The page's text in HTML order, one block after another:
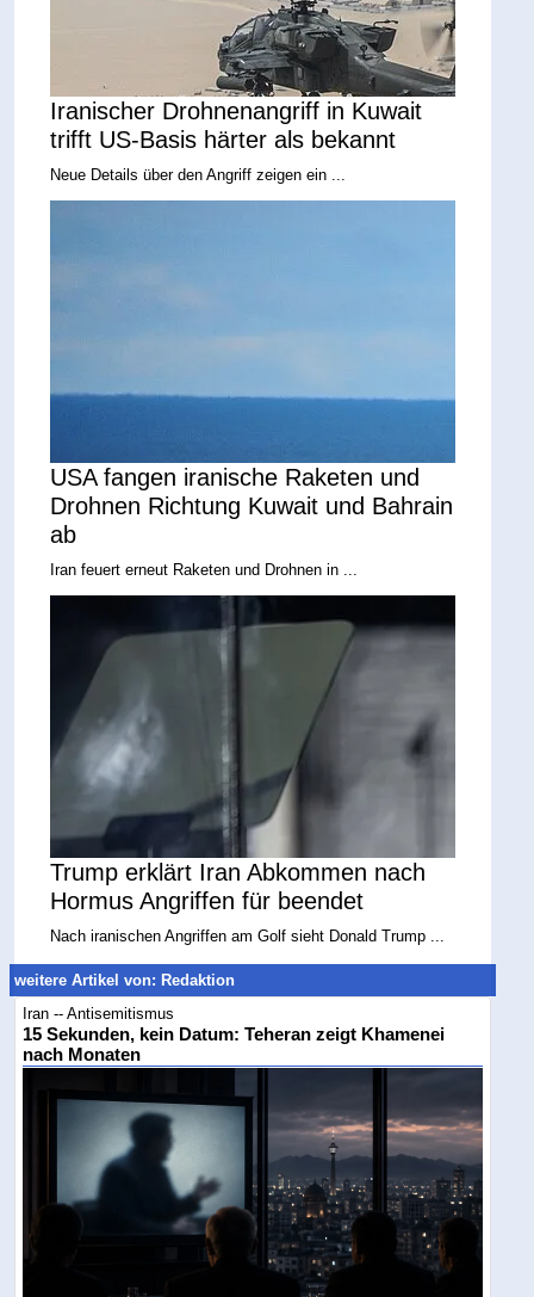
Iranischer Drohnenangriff in Kuwait
trifft US-Basis härter als bekannt
Neue Details über den Angriff zeigen ein ...
USA fangen iranische Raketen und
Drohnen Richtung Kuwait und Bahrain
ab
Iran feuert erneut Raketen und Drohnen in ...
Trump erklärt Iran Abkommen nach
Hormus Angriffen für beendet
Nach iranischen Angriffen am Golf sieht Donald Trump ...
weitere Artikel von: Redaktion
Iran -- Antisemitismus
15 Sekunden, kein Datum: Teheran zeigt Khamenei
nach Monaten